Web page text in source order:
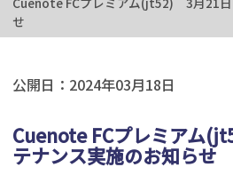
せ
公開日： 2024年03月18日
Cuenote FCプレミアム
テナンス実施のお知らせ